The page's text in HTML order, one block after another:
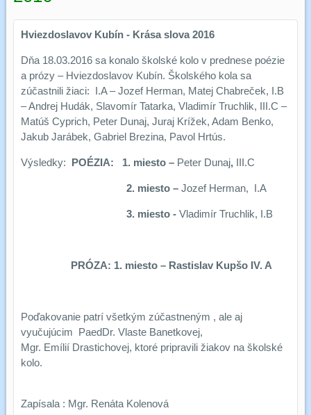
Hviezdoslavov Kubín - Krása slova 2016
Dňa 18.03.2016 sa konalo školské kolo v prednese poézie
a prózy – Hviezdoslavov Kubín. Školského kola sa
zúčastnili žiaci: I.A – Jozef Herman, Matej Chabreček, I.B
– Andrej Hudák, Slavomír Tatarka, Vladimír Truchlik, III.C –
Matúš Cyprich, Peter Dunaj, Juraj Krížek, Adam Benko,
Jakub Jarábek, Gabriel Brezina, Pavol Hrtús.
Výsledky: POÉZIA: 1. miesto – Peter Dunaj, III.C
2. miesto – Jozef Herman, I.A
3. miesto - Vladimír Truchlik, I.B
PRÓZA: 1. miesto – Rastislav Kupšo IV. A
Poďakovanie patrí všetkým zúčastneným , ale aj
vyučujúcim PaedDr. Vlaste Banetkovej,
Mgr. Emílií Drastichovej, ktoré pripravili žiakov na školské
kolo.
Zapísala : Mgr. Renáta Kolenová